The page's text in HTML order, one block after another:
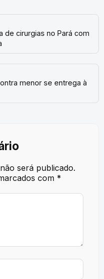
de cirurgias no Pará com
menor se entrega à
será publicado.
com *